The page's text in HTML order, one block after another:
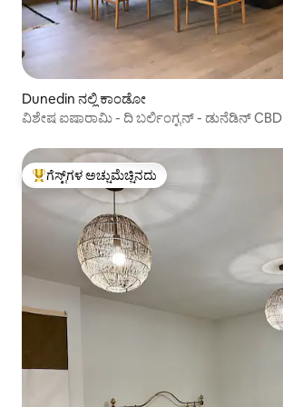
Dunedin ನಲ್ಲಿ ಕಾಂಡೋ
ವಿಶೇಷ ಐಷಾರಾಮಿ - ದಿ ಬರ್ಲಿಂಗ್ಟನ್ - ಡುನೆಡಿನ್ CBD
ಗೆಸ್ಟ್‌ಗಳಿಗೆ ಅತಿ ಹೆಚ್ಚು ಅಚ್ಚುಮೆಚ್ಚಿನದು
ಗೆಸ್ಟ್‌ಗಳ ಅಚ್ಚುಮೆಚ್ಚಿನದು